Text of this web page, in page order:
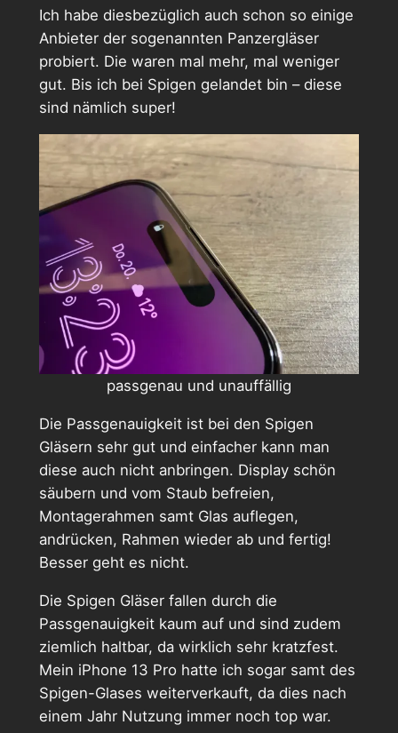
Ich habe diesbezüglich auch schon so einige
Anbieter der sogenannten Panzergläser
probiert. Die waren mal mehr, mal weniger
gut. Bis ich bei Spigen gelandet bin – diese
sind nämlich super!
passgenau und unauffällig
Die Passgenauigkeit ist bei den Spigen
Gläsern sehr gut und einfacher kann man
diese auch nicht anbringen. Display schön
säubern und vom Staub befreien,
Montagerahmen samt Glas auflegen,
andrücken, Rahmen wieder ab und fertig!
Besser geht es nicht.
Die Spigen Gläser fallen durch die
Passgenauigkeit kaum auf und sind zudem
ziemlich haltbar, da wirklich sehr kratzfest.
Mein iPhone 13 Pro hatte ich sogar samt des
Spigen-Glases weiterverkauft, da dies nach
einem Jahr Nutzung immer noch top war.